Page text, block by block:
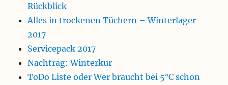
Rückblick
Alles in trockenen Tüchern – Winterlager
2017
Servicepack 2017
Nachtrag: Winterkur
ToDo Liste oder Wer braucht bei 5°C schon